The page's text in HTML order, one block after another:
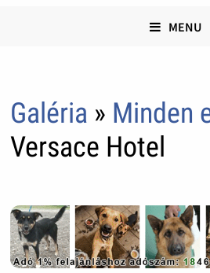
MENU
Galéria » Minden
Versace Hotel